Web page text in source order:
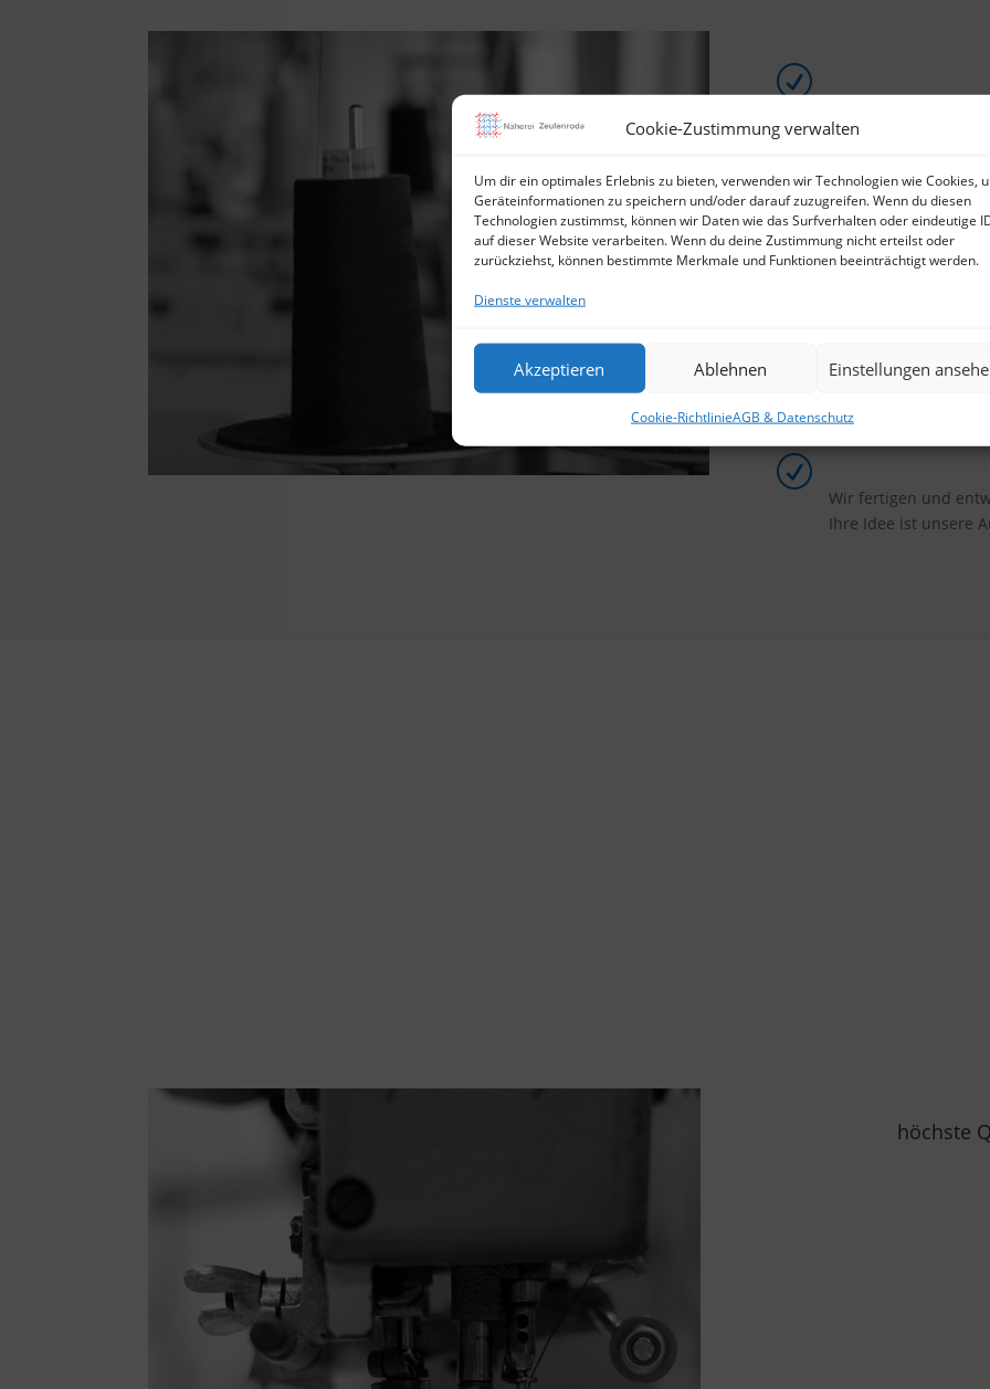
Cookie-Zustimmung verwalten
Um dir ein optimales Erlebnis zu bieten, verwenden wir Technologien wie Cookies,
Geräteinformationen zu speichern und/oder darauf zuzugreifen. Wenn du diesen
Technologien zustimmst, können wir Daten wie das Surfverhalten oder eindeutige
auf dieser Website verarbeiten. Wenn du deine Zustimmung nicht erteilst oder
zurückziehst, können bestimmte Merkmale und Funktionen beeinträchtigt werden.
Dienste verwalten
Akzeptieren Ablehnen Einstellungen
Cookie-RichtlinieAGB & Datenschutz
R
Wir nähen für Sie.
R
Werbeindustrie,
Wir veredeln ihre
Siebdruck,
R
Wir fertigen und
Ihre Idee ist unsere
höchste